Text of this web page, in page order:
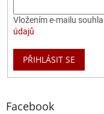
Vložením e-mailu
údajů
PŘIHLÁSIT SE
Facebook